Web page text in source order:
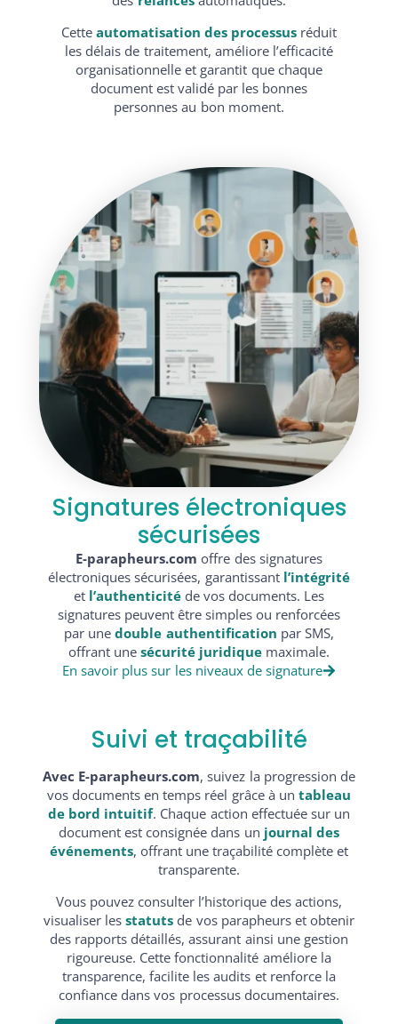
Cette automatisation des processus réduit
les délais de traitement, améliore l’efficacité
organisationnelle et garantit que chaque
document est validé par les bonnes
personnes au bon moment.
Signatures électroniques
sécurisées
E-parapheurs.com offre des signatures
électroniques sécurisées, garantissant l’intégrité
et l’authenticité de vos documents. Les
signatures peuvent être simples ou renforcées
par unedouble authentification par SMS,
offrant une sécurité juridique maximale.
En savoir plus sur les niveaux de signature
Suivi et traçabilité
Avec E-parapheurs.com, suivez la progression de
vos documents en temps réel grâce à un tableau
de bord intuitif. Chaque action effectuée sur un
document est consignée dans un journal des
événements, offrant une traçabilité complète et
transparente.
Vous pouvez consulter l’historique des actions,
visualiser les statuts de vos parapheurs et obtenir
des rapports détaillés, assurant ainsi une gestion
rigoureuse. Cette fonctionnalité améliore la
transparence, facilite les audits et renforce la
confiance dans vos processus documentaires.